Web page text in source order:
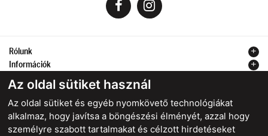
Az oldal sütiket használ
Az oldal sütiket és egyéb nyomkövető technológiákat
alkalmaz, hogy javítsa a böngészési élményét, azzal hogy
személyre szabott tartalmakat és célzott hirdetéseket
Rólunk
Információk
Kapcsolat